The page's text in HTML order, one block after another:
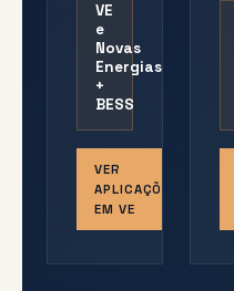
VE
e
Novas
Energias
+
BESS
VER
APLICAÇÕES
EM VE